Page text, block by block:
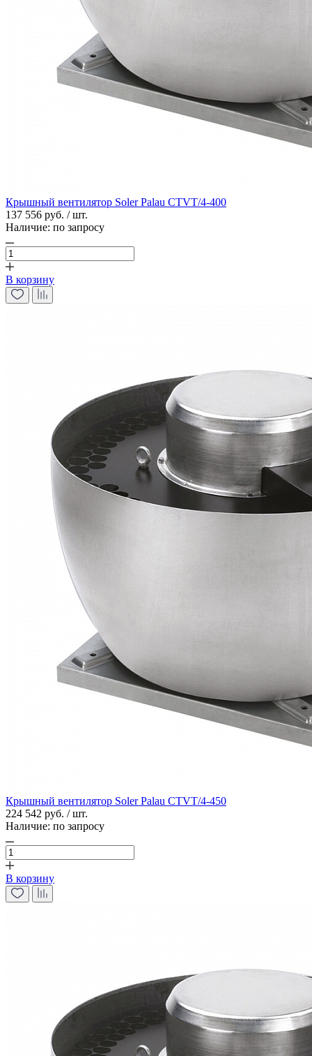
Крышный вентилятор Soler Palau CTVT/4-400
137 556 руб. / шт.
Наличие: по запросу
В корзину
Крышный вентилятор Soler Palau CTVT/4-450
224 542 руб. / шт.
Наличие: по запросу
В корзину